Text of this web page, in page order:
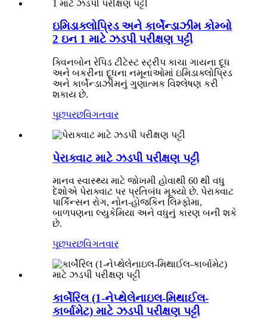
ઇમિડાક્લોપ્રિડ અને કાર્બેન્ડાઝીમ કોમ્બો
2 ઇન 1 માટે ઝડપી પરીક્ષણ પટ્ટી
ક્વિનબોન રેપિડ ટીટેસ્ટ સ્ટ્રીપ કાચા ગાયના દૂધ
અને બકરીના દૂધના નમૂનાઓમાં ઇમિડાક્લોપ્રિડ
અને કાર્બેન્ડાઝીમનું ગુણાત્મક વિશ્લેષણ કરી
શકાય છે.
પૂછપરછવિગતવાર
પેરાક્વાટ માટે ઝડપી પરીક્ષણ પટ્ટી
માનવ સ્વાસ્થ્ય માટે જોખમી હોવાથી 60 થી વધુ
દેશોએ પેરાક્વાટ પર પ્રતિબંધ મૂક્યો છે. પેરાક્વાટ
પાર્કિન્સન રોગ, નોન-હોજકિન લિમ્ફોમા,
બાળપણના લ્યુકેમિયા અને વધુનું કારણ બની શકે
છે.
પૂછપરછવિગતવાર
કાર્બેરિલ (1-નેપ્થેલેનાઇલ-મિથાઈલ-
કાર્બામેટ) માટે ઝડપી પરીક્ષણ પટ્ટી